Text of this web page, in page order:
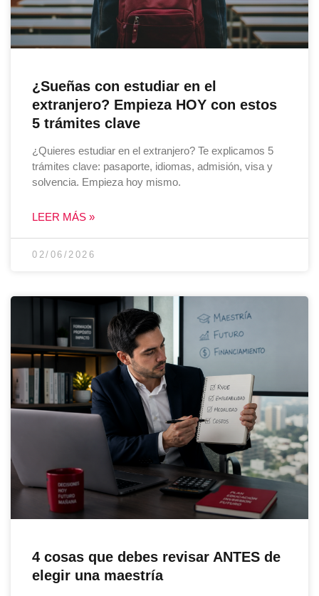
¿Sueñas con estudiar en el
extranjero? Empieza HOY con estos
5 trámites clave
¿Quieres estudiar en el extranjero? Te explicamos 5
trámites clave: pasaporte, idiomas, admisión, visa y
solvencia. Empieza hoy mismo.
LEER MÁS »
02/06/2026
4 cosas que debes revisar ANTES de
elegir una maestría